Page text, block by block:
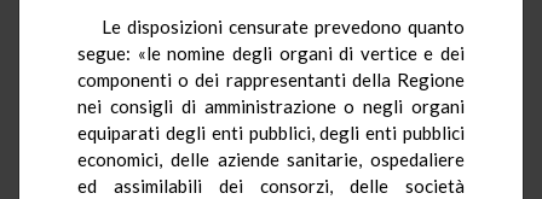
Le disposizioni censurate prevedono quanto
segue: «le nomine degli organi di vertice e dei
componenti o dei rappresentanti della Regione
nei consigli di amministrazione o negli organi
equiparati degli enti pubblici, degli enti pubblici
economici, delle aziende sanitarie, ospedaliere
ed assimilabili dei consorzi, delle società